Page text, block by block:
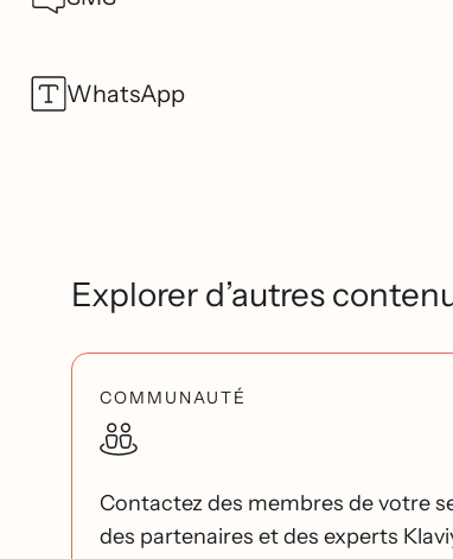
WhatsApp
Explorer d’autres
COMMUNAUTÉ
Contactez des membres de votre
des partenaires et des experts